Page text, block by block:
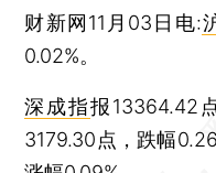
财新网11月03日电:
0.02%。
深成指报13364.42
3179.30点，跌幅